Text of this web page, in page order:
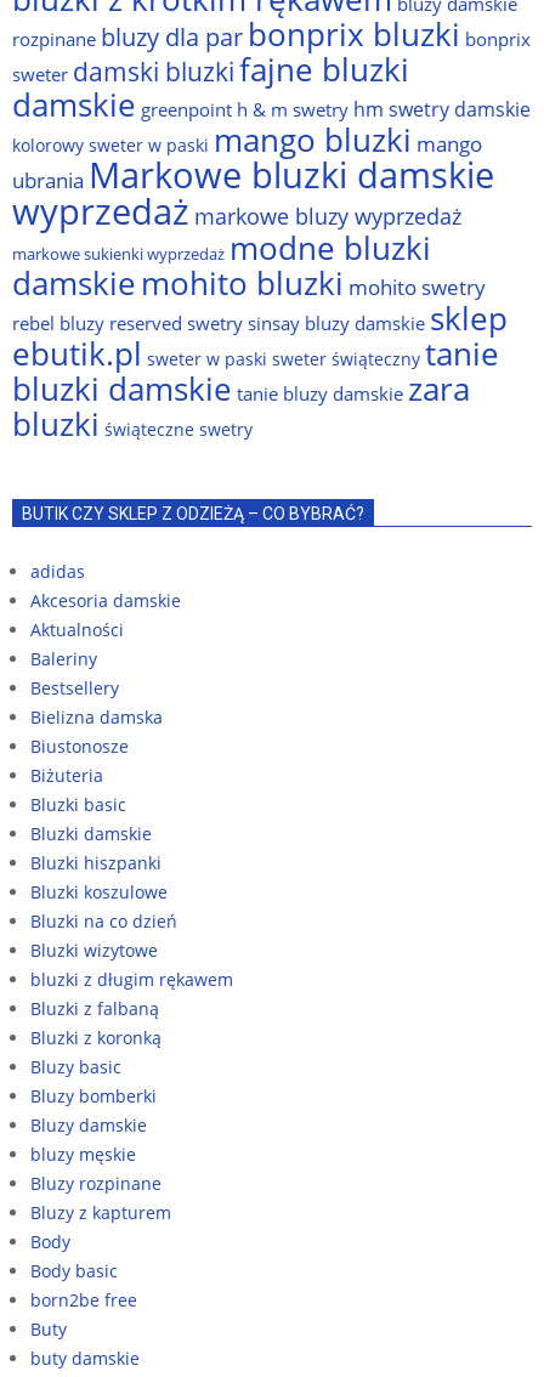
rozpinane bluzy dla par bonprix bluzki bonprix
sweter damski bluzkifajne bluzki
damskie greenpoint h & m swetry hm swetry damskie
kolorowy sweter w paski mango bluzki mango
ubrania Markowe bluzki damskie
wyprzedaż markowe bluzy wyprzedaż
markowe sukienki wyprzedaż modne bluzki
damskiemohito bluzki mohito swetry
rebel bluzy reserved swetrysinsay bluzy damskie sklep
ebutik.pl sweter w paski sweter świąteczny tanie
bluzki damskie tanie bluzy damskie zara
bluzki świąteczne swetry
BUTIK CZY SKLEP Z ODZIEŻĄ – CO BYBRAĆ?
adidas
Akcesoria damskie
Aktualności
Baleriny
Bestsellery
Bielizna damska
Biustonosze
Biżuteria
Bluzki basic
Bluzki damskie
Bluzki hiszpanki
Bluzki koszulowe
Bluzki na co dzień
Bluzki wizytowe
bluzki z długim rękawem
Bluzki z falbaną
Bluzki z koronką
Bluzy basic
Bluzy bomberki
Bluzy damskie
bluzy męskie
Bluzy rozpinane
Bluzy z kapturem
Body
Body basic
born2be free
Buty
buty damskie